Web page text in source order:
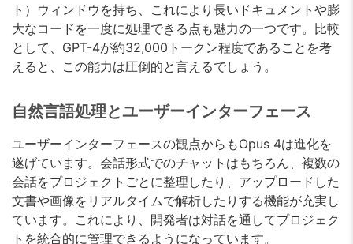
ト）ウィンドウを持ち、これにより長いドキュメントや膨
大なコードを一度に処理できる点も魅力の一つです。比較
として、GPT-4が約32,000トークン程度であることを考
えると、この能力は圧倒的と言えるでしょう。
自然言語処理とユーザーインターフェース
ユーザーインターフェースの観点からもOpus 4は進化を
遂げています。会話形式でのチャットはもちろん、複数の
会話をプロジェクトごとに整理したり、アップロードした
文書や画像をリアルタイムで解析したりする機能が充実し
ています。これにより、開発者は対話を通してプロジェク
トを統合的に管理できるようになっています。